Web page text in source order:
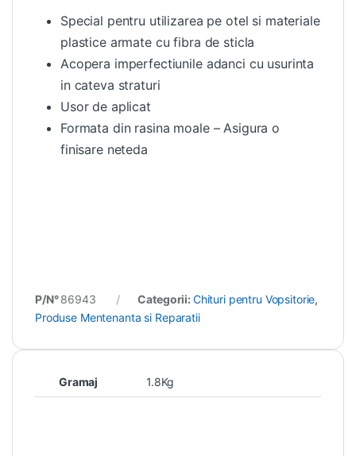
Special pentru utilizarea pe otel si materiale
plastice armate cu fibra de sticla
Acopera imperfectiunile adanci cu usurinta
in cateva straturi
Usor de aplicat
Formata din rasina moale – Asigura o
finisare neteda
P/N°86943 Categorii: Chituri pentru Vopsitorie,
Produse Mentenanta si Reparatii
Gramaj 1.8Kg